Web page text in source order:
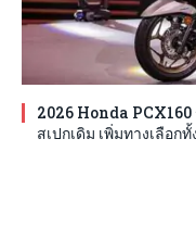
2026 Honda PCX160
สเปกเดิม เพิ่มทางเลือ